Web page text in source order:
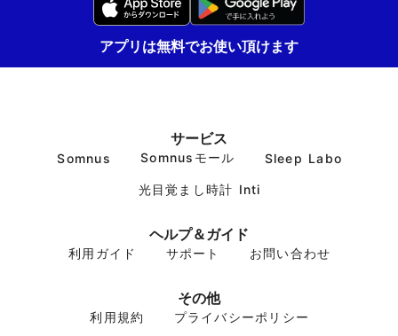
アプリは無料でお使い頂けます
サービス
Somnus Somnusモール Sleep Labo
光目覚まし時計 Inti
ヘルプ＆ガイド
利用ガイド サポート お問い合わせ
その他
利用規約 プライバシーポリシー